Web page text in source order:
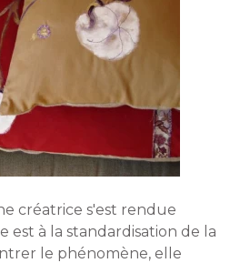
créatrice s'est rendue
est à la standardisation de la
le phénomène, elle